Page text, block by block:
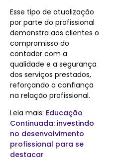
Esse tipo de atualização
por parte do profissional
demonstra aos clientes o
compromisso do
contador com a
qualidade e a segurança
dos serviços prestados,
reforçando a confiança
na relação profissional.
Leia mais: Educação
Continuada: investindo
no desenvolvimento
profissional para se
destacar